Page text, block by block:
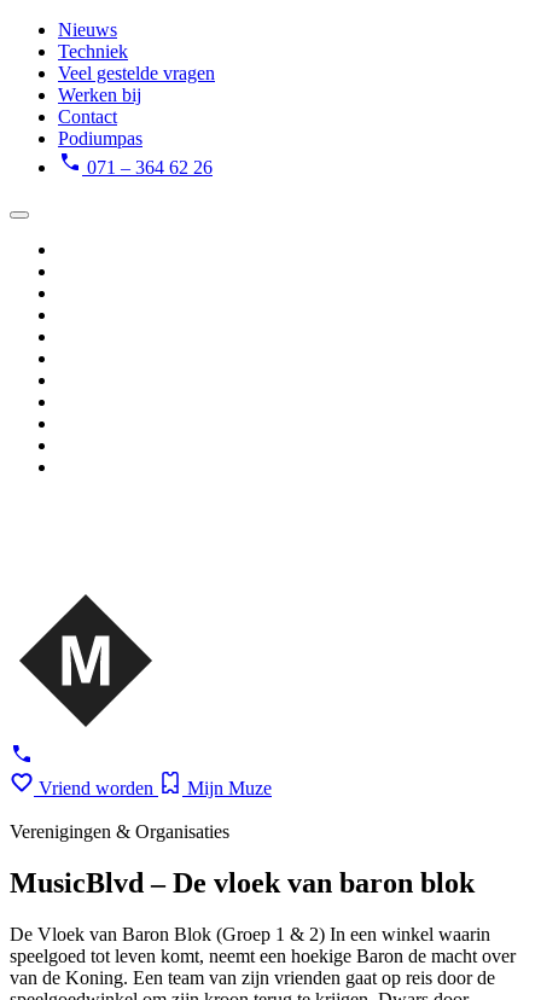
Nieuws
Techniek
Veel gestelde vragen
Werken bij
Contact
Podiumpas
071 – 364 62 26
Vriend worden Mijn Muze
Verenigingen & Organisaties
MusicBlvd – De vloek van baron blok
De Vloek van Baron Blok (Groep 1 & 2) In een winkel waarin
speelgoed tot leven komt, neemt een hoekige Baron de macht over
van de Koning. Een team van zijn vrienden gaat op reis door de